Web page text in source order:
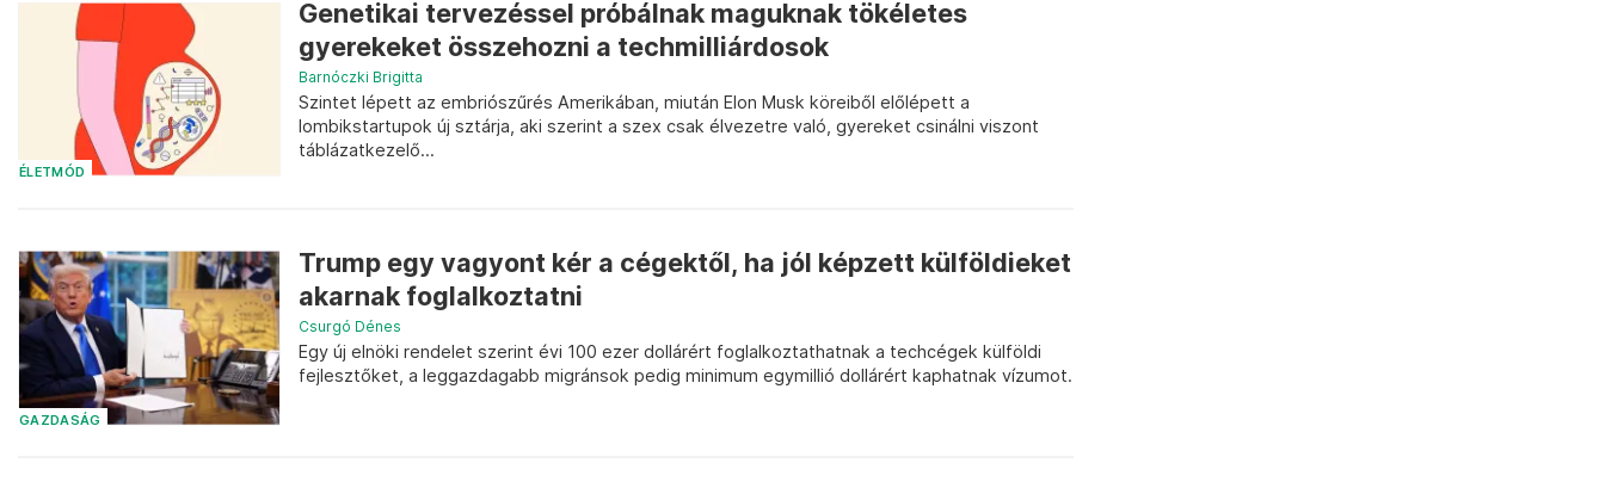
ÉLETMÓD
Genetikai tervezéssel próbálnak maguknak tökéletes
gyerekeket összehozni a techmilliárdosok
Barnóczki Brigitta
Szintet lépett az embriószűrés Amerikában, miután Elon Musk köreiből előlépett a
lombikstartupok új sztárja, aki szerint a szex csak élvezetre való, gyereket csinálni viszont
táblázatkezelő...
GAZDASÁG
Trump egy vagyont kér a cégektől, ha jól képzett külföldieket
akarnak foglalkoztatni
Csurgó Dénes
Egy új elnöki rendelet szerint évi 100 ezer dollárért foglalkoztathatnak a techcégek külföldi
fejlesztőket, a leggazdagabb migránsok pedig minimum egymillió dollárért kaphatnak vízumot.